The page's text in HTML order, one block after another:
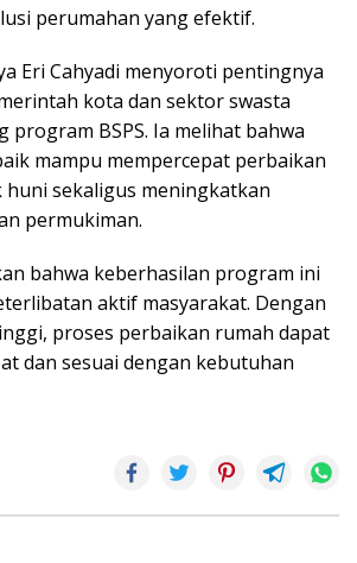
perumahan yang efektif.
Eri Cahyadi menyoroti pentingnya
kota dan sektor swasta
program BSPS. Ia melihat bahwa
mampu mempercepat perbaikan
huni sekaligus meningkatkan
permukiman.
bahwa keberhasilan program ini
aktif masyarakat. Dengan
proses perbaikan rumah dapat
dan sesuai dengan kebutuhan